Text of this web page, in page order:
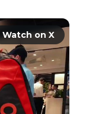
Watch on X